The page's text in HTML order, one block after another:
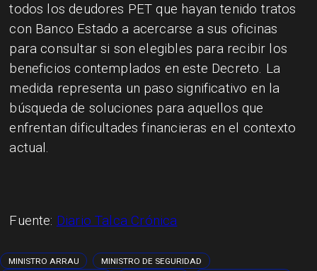
todos los deudores PET que hayan tenido tratos
con Banco Estado a acercarse a sus oficinas
para consultar si son elegibles para recibir los
beneficios contemplados en este Decreto. La
medida representa un paso significativo en la
búsqueda de soluciones para aquellos que
enfrentan dificultades financieras en el contexto
actual.
Fuente: Diario Talca Crónica
MINISTRO ARRAU
MINISTRO DE SEGURIDAD